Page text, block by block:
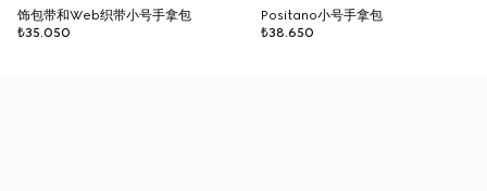
饰包带和Web织带小号手拿包
₺35.050
Positano小号手拿包
₺38.650